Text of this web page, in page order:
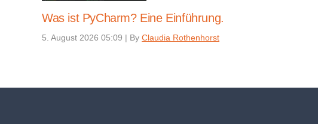
Was ist PyCharm? Eine Einführung.
5. August 2026 05:09 | By Claudia Rothenhorst